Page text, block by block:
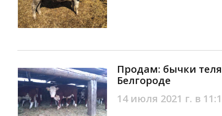
Продам: бычки
Белгороде
14 июля 2021 г. в